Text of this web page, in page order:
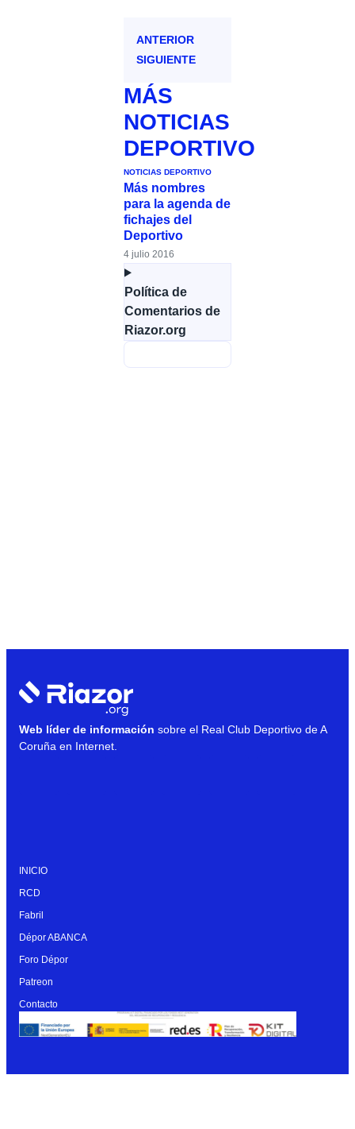
ANTERIOR
SIGUIENTE
MÁS
NOTICIAS
DEPORTIVO
NOTICIAS DEPORTIVO
Más nombres
para la agenda de
fichajes del
Deportivo
4 julio 2016
Política de
Comentarios de
Riazor.org
Web líder de información sobre el Real Club Deportivo de A
Coruña en Internet.
INICIO
RCD
Fabril
Dépor ABANCA
Foro Dépor
Patreon
Contacto